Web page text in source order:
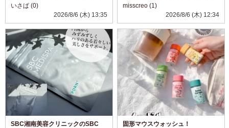
ルク。 ローションは透明で糸をひ
くほどトロミのあるテクスチャ。
こっくり濃厚でありながら、暑い
日でも使いやすいスッキリ感！ 肌
へのなじみがよ...
いさぱ (0)
2026/8/6 (木) 13:35
ントで塗ってカバーする 事以外使
ってこなかったのですが コチラは
カバーというか メイクにプラス感
覚で使えるのもいいですね。 お
色...
misscreo (1)
2026/8/6 (木) 12:34
SBC湘南美容クリニックのSBC
固形マウスウォッシュ！